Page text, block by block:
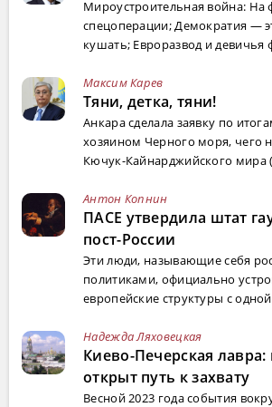
Мироустроительная война: На
спецоперации; Демократия —
кушать; Евроразвод и девичья
Максим Карев
Тяни, детка, тяни!
Анкара сделала заявку по
хозяином Черного моря, чего
Кючук-Кайнарджийского мира
Антон Копнин
ПАСЕ утвердила штат
пост-России
Эти люди, называющие себя
политиками, официально
европейские структуры с
Надежда Ляховецкая
Киево-Печерская лавра:
открыт путь к захвату
Весной 2023 года события